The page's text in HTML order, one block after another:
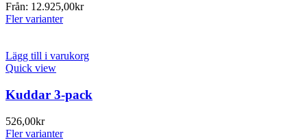
Från: 12.925,00kr
Fler varianter
Lägg till i varukorg
Quick view
Kuddar 3-pack
526,00kr
Fler varianter